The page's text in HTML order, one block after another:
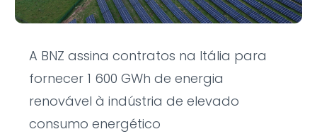
A BNZ assina contratos na Itália para
fornecer 1 600 GWh de energia
renovável à indústria de elevado
consumo energético